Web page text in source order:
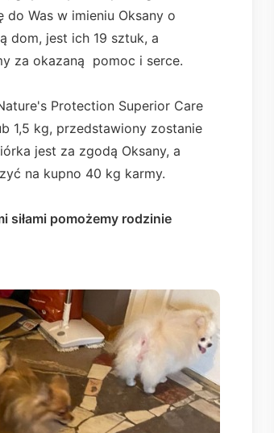
Was w imieniu Oksany o
dom, jest ich 19 sztuk, a
za okazaną pomoc i serce.
Protection Superior Care
1,5 kg, przedstawiony zostanie
jest za zgodą Oksany, a
na kupno 40 kg karmy.
siłami pomożemy rodzinie